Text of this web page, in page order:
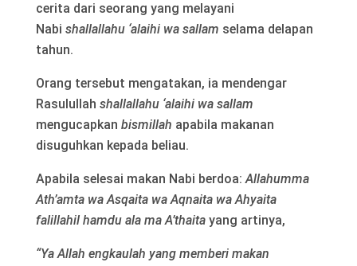
cerita dari seorang yang melayani
Nabi shallallahu ‘alaihi wa sallam selama delapan
tahun.
Orang tersebut mengatakan, ia mendengar
Rasulullah shallallahu ‘alaihi wa sallam
mengucapkan bismillah apabila makanan
disuguhkan kepada beliau.
Apabila selesai makan Nabi berdoa:Allahumma
Ath’amta wa Asqaita wa Aqnaita wa Ahyaita
falillahil hamdu ala ma A’thaita yang artinya,
“Ya Allah engkaulah yang memberi makan